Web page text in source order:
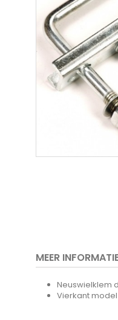
MEER
Neuswielklem
Vierkant model